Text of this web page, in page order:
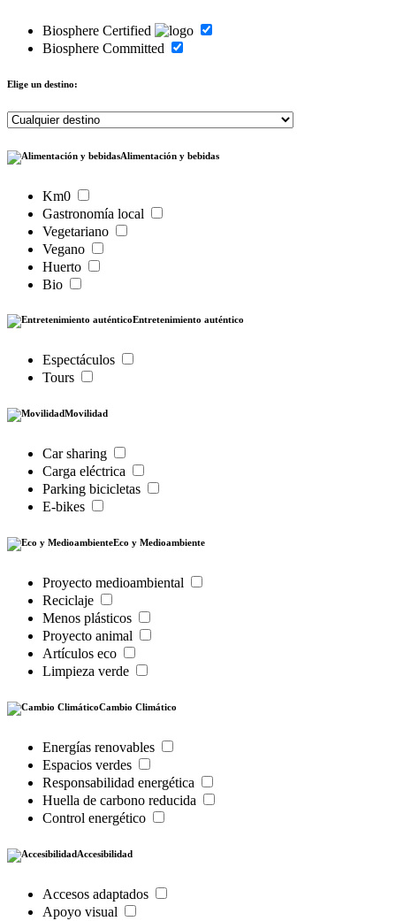
Biosphere Certified
Biosphere Committed
Elige un destino:
Alimentación y bebidas
Km0
Gastronomía local
Vegetariano
Vegano
Huerto
Bio
Entretenimiento auténtico
Espectáculos
Tours
Movilidad
Car sharing
Carga eléctrica
Parking bicicletas
E-bikes
Eco y Medioambiente
Proyecto medioambiental
Reciclaje
Menos plásticos
Proyecto animal
Artículos eco
Limpieza verde
Cambio Climático
Energías renovables
Espacios verdes
Responsabilidad energética
Huella de carbono reducida
Control energético
Accesibilidad
Accesos adaptados
Apoyo visual